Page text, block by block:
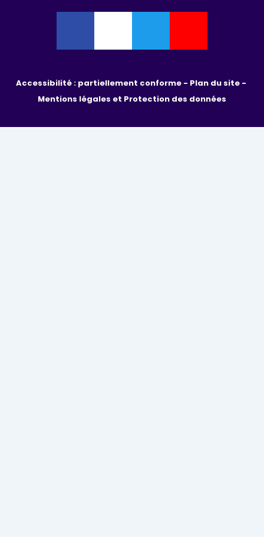
Accessibilité : partiellement conforme -
Mentions légales et Protection des données